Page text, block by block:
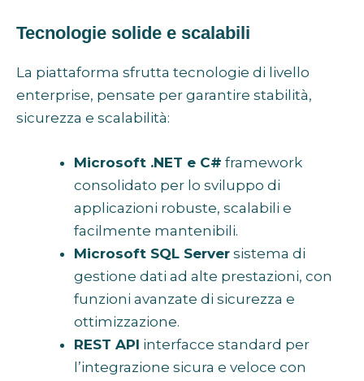
Tecnologie solide e scalabili
La piattaforma sfrutta tecnologie di livello
enterprise, pensate per garantire stabilità,
sicurezza e scalabilità:
Microsoft .NET e C# framework
consolidato per lo sviluppo di
applicazioni robuste, scalabili e
facilmente mantenibili.
Microsoft SQL Server sistema di
gestione dati ad alte prestazioni, con
funzioni avanzate di sicurezza e
ottimizzazione.
REST API interfacce standard per
l’integrazione sicura e veloce con